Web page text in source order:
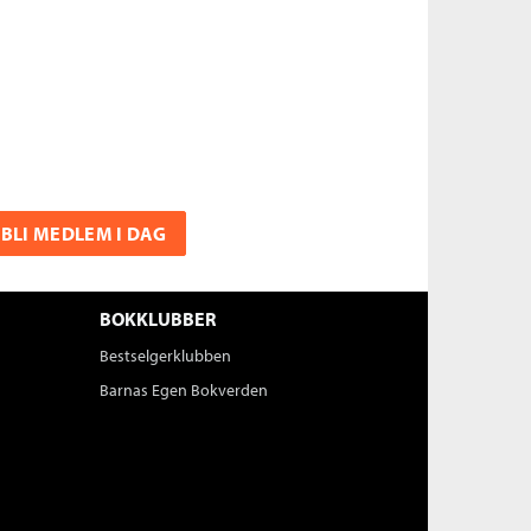
BLI MEDLEM I DAG
BOKKLUBBER
Bestselgerklubben
Barnas Egen Bokverden